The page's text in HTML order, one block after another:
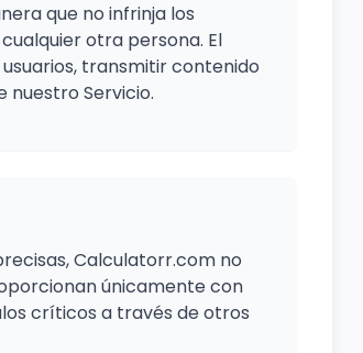
que no infrinja los
otra persona. El
transmitir contenido
nuestro Servicio.
Calculatorr.com no
únicamente con
críticos a través de otros